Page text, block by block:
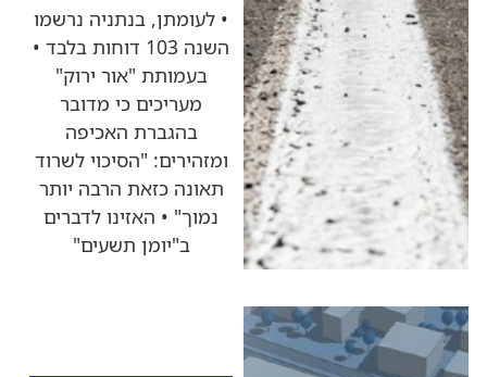
• לעומתן, בנתניה נרשמו
השנה 103 דוחות בלבד •
בעמותת "אור ירוק"
מעריכים כי מדובר
בהגברת האכיפה
ומזהירים: "הסיכוי לשרוד
תאונה כזאת הרבה יותר
נמוך" • האזינו לדברים
ב"יומן תשעים"